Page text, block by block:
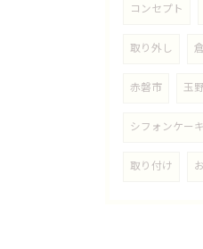
コンセプト
取り外し
赤磐市 玉
シフォンケーキ
取り付け